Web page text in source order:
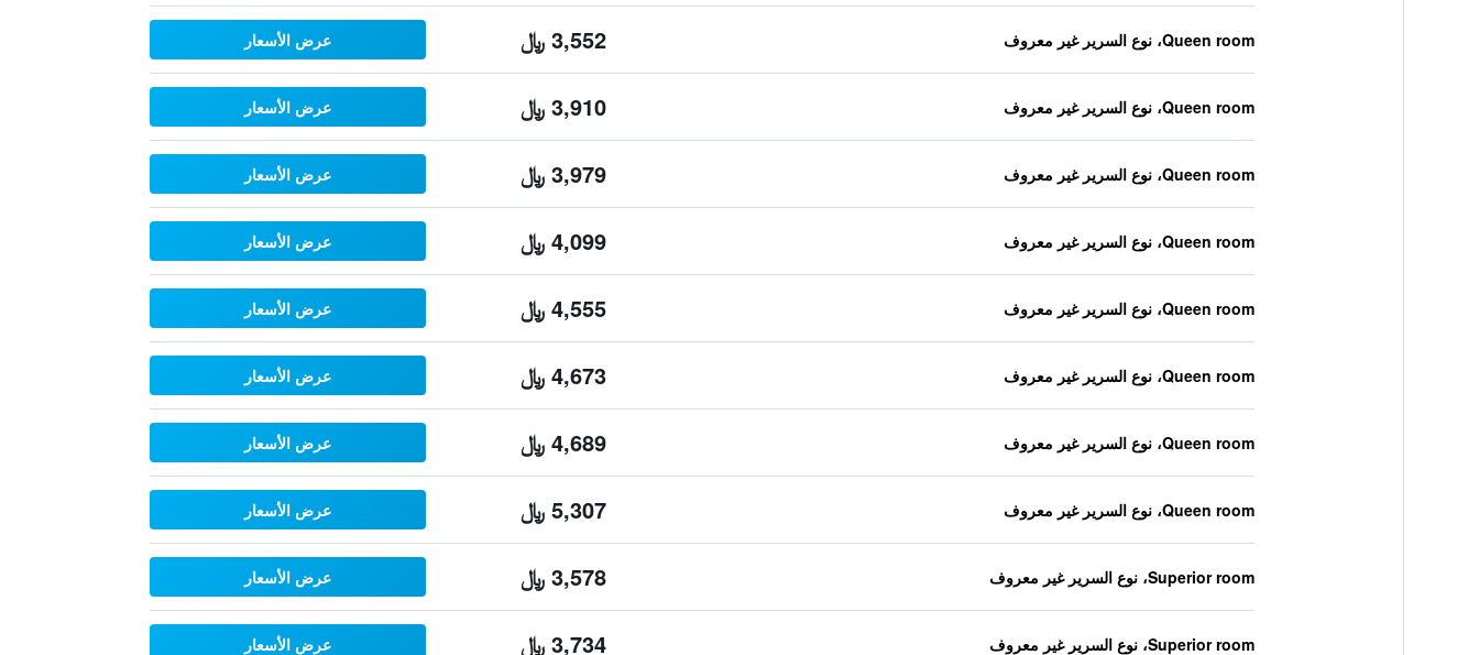
Queen room، نوع السرير غير معروف 3,552 ﷼ عرض الأسعار
Queen room، نوع السرير غير معروف 3,910 ﷼ عرض الأسعار
Queen room، نوع السرير غير معروف 3,979 ﷼ عرض الأسعار
Queen room، نوع السرير غير معروف 4,099 ﷼ عرض الأسعار
Queen room، نوع السرير غير معروف 4,555 ﷼ عرض الأسعار
Queen room، نوع السرير غير معروف 4,673 ﷼ عرض الأسعار
Queen room، نوع السرير غير معروف 4,689 ﷼ عرض الأسعار
Queen room، نوع السرير غير معروف 5,307 ﷼ عرض الأسعار
Superior room، نوع السرير غير معروف 3,578 ﷼ عرض الأسعار
Superior room، نوع السرير غير معروف 3,734 ﷼ عرض الأسعار